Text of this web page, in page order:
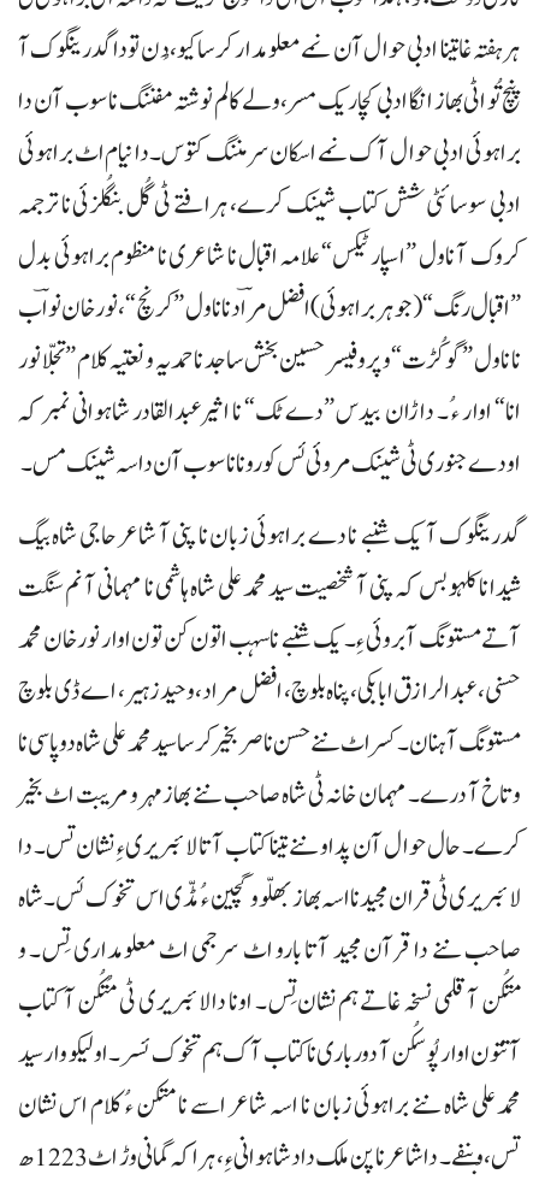
ہر ہفتہ غا تینا ادبی حوال آن نمے معلومدار کرسا کیو، دُن تو دا گدرینگوک آ
پنچ تُو اٹی بھاز انگا ادبی کچاریک مسر، ولے کالم نوشتہ مفننگ نا سوب آن دا
براہوئی ادبی حوال آک نمے اسکان سر مننگ کتوس۔ دا نیام اٹ براہوئی
ادبی سوسائٹی شش کتاب شینک کرے، ہرافتے ٹی گُل بنگُلزئی نا ترجمہ
کروک آ ناول ”اسپارٹیکس“ علامہ اقبال نا شاعری نا منظوم براہوئی بدل
”اقبال رنگ“ (جوہر براہوئی) افضل مرادؔ نا ناول ”کرنچ“، نورخان نوابؔ
نا ناول ”گوکُڑت“ و پروفیسر حسین بخش ساجد نا حمدیہ و نعتیہ کلام ”تجلّا نور
انا“ اوار ء ُ۔ داڑان بیدس ”دے ٹک“ نا اثیرعبدالقادر شاہوانی نمبر کہ
اودے جنوری ٹی شینک مروئی ئس کورونا نا سوب آن داسہ شینک مس۔
گدرینگوک آ یک شنبے نا دے براہوئی زبان نا پنی آ شاعر حاجی شاہ بیگ
شیدا نا کلہو بس کہ پنی آ شخصیت سید محمدعلی شاہ ہاشمی نا مہمانی آ نم سنگت
آتے مستونگ آ بروئی ء ِ۔ یک شنبے نا سہب اتون کن تون اوار نور خان محمد
حسنی، عبدالرازق ابابکی، پناہ بلوچ، افضل مراد، وحیدزہیر، اے ڈی بلوچ
مستونگ آ ہنان۔ کسر اٹ ننے حسن ناصر بخیر کرسا سید محمد علی شاہ دوپاسی نا
وتاخ آ درے۔ مہمان خانہ ٹی شاہ صاحب ننے بھاز مہر و مریبت اٹ بخیر
کرے۔ حال حوال آن پد او ننے تینا کتاب آتا لائبریری ء ِ نشان تس۔ دا
لائبریری ٹی قران مجید نا اسہ بھاز بھلّو و گچین ء ُ مڈّی اس تخوک ئس۔ شاہ
صاحب ننے دا قرآن مجید آتا بارو اٹ سرجمی اٹ معلومداری تِس۔ و
متکُن آ قلمی نسخہ غاتے ہم نشان تِس۔ اونا دا لائبریری ٹی مُتکُن آ کتاب
آتتون اوار پُوسکُن آ دورباری نا کتاب آک ہم تخوک ئسر۔ اولیکو وار سید
محمدعلی شاہ ننے براہوئی زبان نا اسہ شاعر اسے نا متکن ء ُ کلام اس نشان
تس، و بنفے۔ دا شاعر نا پن ملک داد شاہوانی ء ِ، ہراکہ گمانی وڑ اٹ 1223ھ